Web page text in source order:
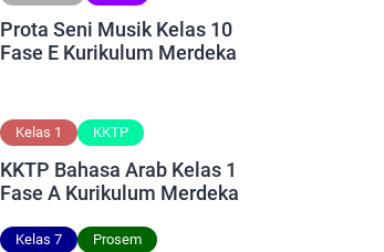
Prota Seni Musik Kelas 10
Fase E Kurikulum Merdeka
Kelas 1 KKTP
KKTP Bahasa Arab Kelas 1
Fase A Kurikulum Merdeka
Kelas 7 Prosem